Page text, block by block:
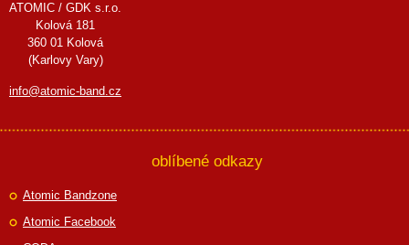
ATOMIC / GDK s.r.o.
Kolová 181
360 01 Kolová
(Karlovy Vary)
info@atomic-band.cz
oblíbené odkazy
Atomic Bandzone
Atomic Facebook